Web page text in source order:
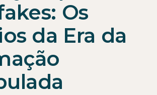
Os
da Era da